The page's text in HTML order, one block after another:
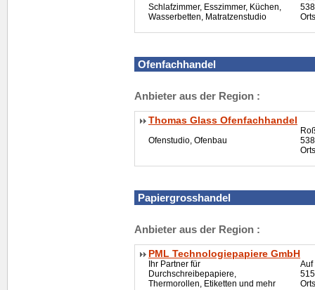
Schlafzimmer, Esszimmer, Küchen,
Wasserbetten, Matratzenstudio
Ofenfachhandel
Anbieter aus der Region :
Thomas Glass Ofenfachhandel
Ofenstudio, Ofenbau
Papiergrosshandel
Anbieter aus der Region :
PML Technologiepapiere GmbH
Ihr Partner für
Durchschreibepapiere,
Thermorollen, Etiketten und mehr
Auf